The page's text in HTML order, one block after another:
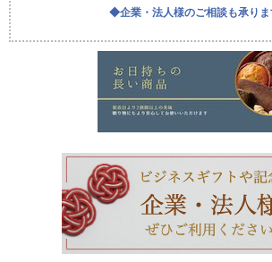
◆企業・法人様のご相談も承り